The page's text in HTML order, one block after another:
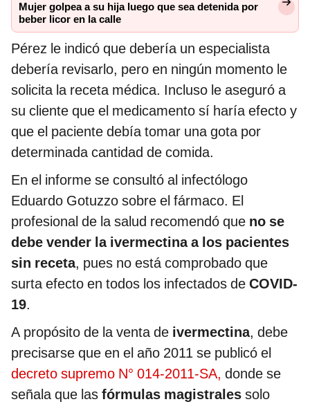
Mujer golpea a su hija luego que sea detenida por
beber licor en la calle
Pérez le indicó que debería un especialista
debería revisarlo, pero en ningún momento le
solicita la receta médica. Incluso le aseguró a
su cliente que el medicamento sí haría efecto y
que el paciente debía tomar una gota por
determinada cantidad de comida.
En el informe se consultó al infectólogo
Eduardo Gotuzzo sobre el fármaco. El
profesional de la salud recomendó que no se
debe vender la ivermectina a los pacientes
sin receta, pues no está comprobado que
surta efecto en todos los infectados de COVID-
19.
A propósito de la venta de ivermectina, debe
precisarse que en el año 2011 se publicó el
decreto supremo N° 014-2011-SA, donde se
señala que las fórmulas magistrales solo